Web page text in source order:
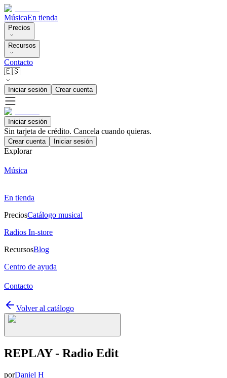
MúsicaEn tienda
Precios
Recursos
Contacto
🇪🇸
Iniciar sesión Crear cuenta
Iniciar sesión
Sin tarjeta de crédito. Cancela cuando quieras.
Crear cuenta Iniciar sesión
Explorar
Música
En tienda
PreciosCatálogo musical
Radios In-store
RecursosBlog
Centro de ayuda
Contacto
Volver al catálogo
REPLAY - Radio Edit
porDaniel H